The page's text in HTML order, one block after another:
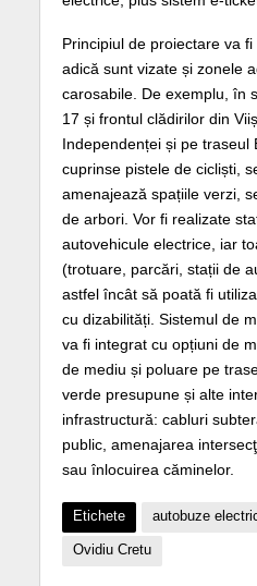
Principiul de proiectare va fi
adică sunt vizate și zonele
carosabile. De exemplu, în
17 și frontul clădirilor din
Independenței și pe traseul
cuprinse pistele de cicliști,
amenajează spațiile verzi,
de arbori. Vor fi realizate
autovehicule electrice, iar
(trotuare, parcări, stații de
astfel încât să poată fi
cu dizabilități. Sistemul de
va fi integrat cu opțiuni de
de mediu și poluare pe
verde presupune și alte
infrastructură: cabluri
public, amenajarea
sau înlocuirea căminelor.
Etichete autobuze
Ovidiu Cretu